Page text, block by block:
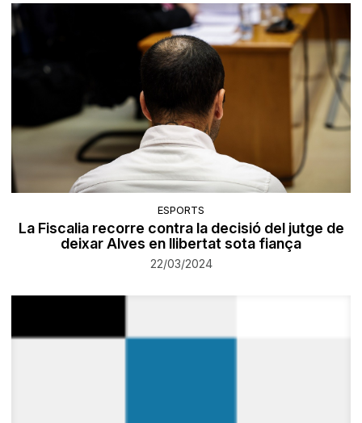
ESPORTS
La Fiscalia recorre contra la decisió del jutge de
deixar Alves en llibertat sota fiança
22/03/2024